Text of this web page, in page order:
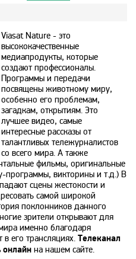
Viasat Nature - это
высококачественные
медиапродукты, которые
создают профессионалы.
Программы и передачи
посвящены животному миру,
особенно его проблемам,
загадкам, открытиям. Это
лучшее видео, самые
интересные рассказы от
талантливых тележурналистов
со всего мира. А также
фильмы, оригинальные
программы, викторины и т.д.) В
сцены жестокости и
самой широкой
поклонников данного
зрители открывают для
именно благодаря
его трансляциях. Телеканал
на нашем сайте.